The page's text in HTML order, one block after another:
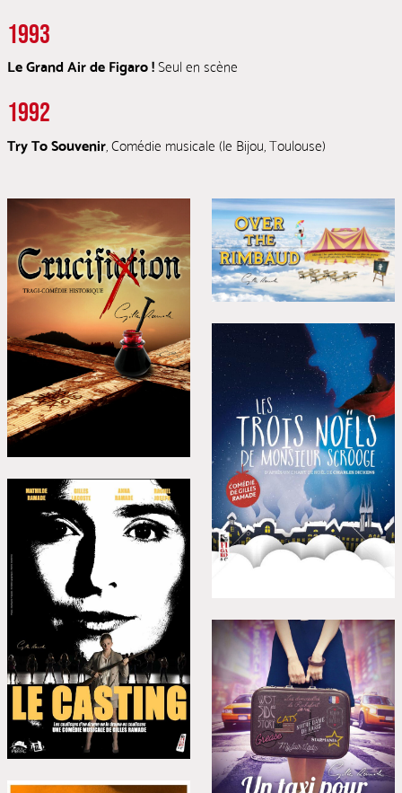
1993
Le Grand Air de Figaro !Seul en scène
1992
Try To Souvenir, Comédie musicale (le Bijou, Toulouse)